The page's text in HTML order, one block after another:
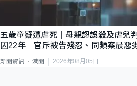
五歲童疑遭虐死｜母親認誤殺及虐兒
囚22年 官斥被告殘忍、同類案最惡
新聞資訊 港聞 2026年08月05日